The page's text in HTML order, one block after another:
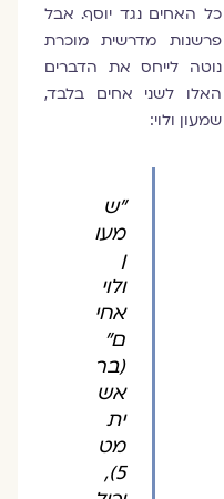
כל האחים נגד יוסף. אבל
פרשנות מדרשית מוכרת
נוטה לייחס את הדברים
האלו לשני אחים בלבד,
שמעון ולוי:
"ש
מעו
ולוי
אחי
ם"
(בר
אש
ית
מט
5),